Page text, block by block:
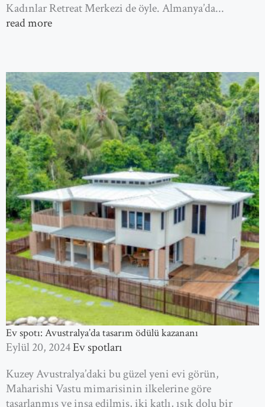
Kadınlar Retreat Merkezi de öyle. Almanya’da...
read more
Ev spotı: Avustralya’da tasarım ödülü kazananı
Eylül 20, 2024Ev spotları
Kuzey Avustralya’daki bu güzel yeni evi görün,
Maharishi Vastu mimarisinin ilkelerine göre
tasarlanmış ve inşa edilmiş, iki katlı, ışık dolu bir